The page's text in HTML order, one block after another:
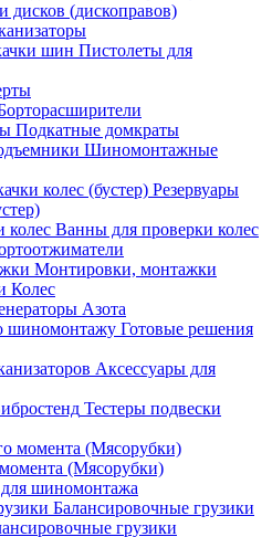
дисков (дископравов)
Пистолеты для
Подкатные домкраты
Шиномонтажные
Резервуары
Ванны для проверки колес
Монтировки, монтажки
Колес
Азота
Готовые решения
Аксессуары для
Тестеры подвески
(Мясорубки)
шиномонтажа
Балансировочные грузики